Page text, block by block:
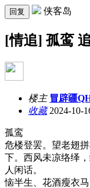
回复 侠客岛
[情追] 孤鸾
楼主 冒辟疆
收藏2024-10-
孤鸾
危楼登罢。望老翅
下。西风未凉络绎
人闲话。
恼半生、花酒瘦衣